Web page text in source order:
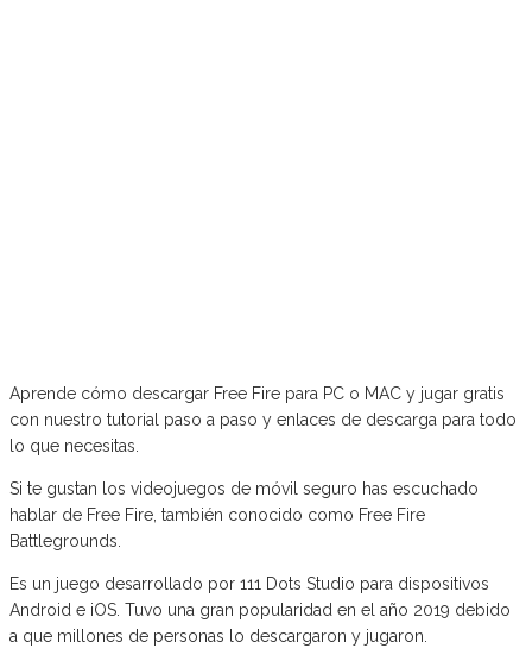
Aprende cómo descargar Free Fire para PC o MAC y jugar gratis
con nuestro tutorial paso a paso y enlaces de descarga para todo
lo que necesitas.
Si te gustan los videojuegos de móvil seguro has escuchado
hablar de Free Fire, también conocido como Free Fire
Battlegrounds.
Es un juego desarrollado por 111 Dots Studio para dispositivos
Android e iOS. Tuvo una gran popularidad en el año 2019 debido
a que millones de personas lo descargaron y jugaron.